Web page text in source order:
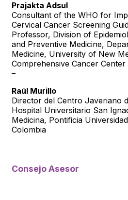
Prajakta Adsul
Consultant of the WHO for
Cervical Cancer Screening
Professor, Division of
and Preventive Medicine,
Medicine, University of New
Comprehensive Cancer Center
–
Raúl Murillo
Director del Centro Javeriano
Hospital Universitario San
Medicina, Pontificia
Colombia
Consejo Asesor